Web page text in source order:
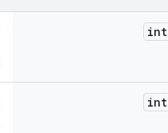
int
int